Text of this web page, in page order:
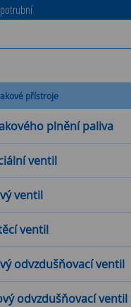
přístroje
plnění paliva
ventil
ventil
ventil
odvzdušňovací ventil
odvzdušňovací ventil